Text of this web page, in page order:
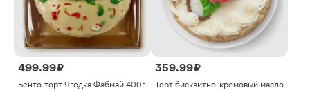
499.99 ₽
Бенто-торт Ягодка Фабмай 400г
359.99 ₽
Торт бисквитно-кремовый масло